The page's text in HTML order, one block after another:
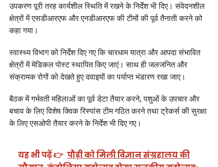
उपकरण पूरी तरह कार्यशील स्थिति में रखने के निर्देश भी दिए। संवेदनशील
क्षेत्रों में एसडीआरएफ और एनडीआरएफ की टीमों की पूर्व तैनाती करने को
कहा गया।
स्वास्थ्य विभाग को निर्देश दिए गए कि चारधाम यात्रा और आपदा संभावित
क्षेत्रों में मेडिकल पोस्ट स्थापित किए जाएं। साथ ही जलजनित और
संक्रामक रोगों को देखते हुए दवाइयों का पर्याप्त भंडारण रखा जाए।
बैठक में गर्भवती महिलाओं का पूर्व डेटा तैयार करने, पशुओं के उपचार और
बचाव के लिए विशेष क्विक रिस्पांस टीम गठित करने तथा ट्रेकर्स की सुरक्षा
के लिए एसओपी तैयार करने के निर्देश भी दिए गए।
यह भी पढ़ें 👉 पौड़ी को मिली विज्ञान संग्रहालय की